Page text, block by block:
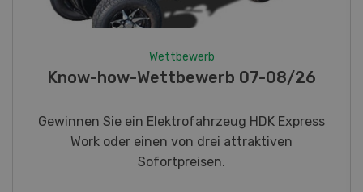
Fotorätsel 07-08/26
Gewinnen Sie eines von fünf LANDI
Taschenmessern